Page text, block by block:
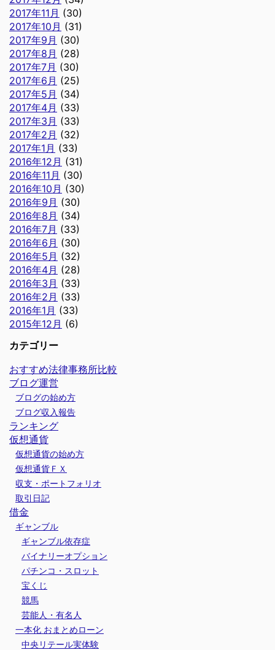
2017年11月 (30)
2017年10月 (31)
2017年9月 (30)
2017年8月 (28)
2017年7月 (30)
2017年6月 (25)
2017年5月 (34)
2017年4月 (33)
2017年3月 (33)
2017年2月 (32)
2017年1月 (33)
2016年12月 (31)
2016年11月 (30)
2016年10月 (30)
2016年9月 (30)
2016年8月 (34)
2016年7月 (33)
2016年6月 (30)
2016年5月 (32)
2016年4月 (28)
2016年3月 (33)
2016年2月 (33)
2016年1月 (33)
2015年12月 (6)
カテゴリー
おすすめ法律事務所比較
ブログ運営
ブログの始め方
ブログ収入報告
ランキング
仮想通貨
仮想通貨の始め方
仮想通貨ＦＸ
収支・ポートフォリオ
取引日記
借金
ギャンブル
ギャンブル依存症
バイナリーオプション
パチンコ・スロット
宝くじ
競馬
芸能人・有名人
一本化 おまとめローン
中央リテール実体験